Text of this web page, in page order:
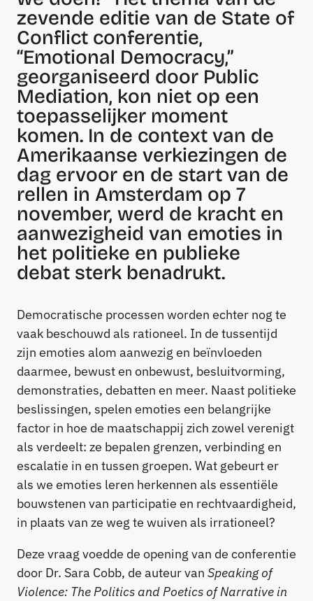
zevende editie van de State of
Conflict conferentie,
“Emotional Democracy,”
georganiseerd door Public
Mediation, kon niet op een
toepasselijker moment
komen. In de context van de
Amerikaanse verkiezingen de
dag ervoor en de start van de
rellen in Amsterdam op 7
november, werd de kracht en
aanwezigheid van emoties in
het politieke en publieke
debat sterk benadrukt.
Democratische processen worden echter nog te
vaak beschouwd als rationeel. In de tussentijd
zijn emoties alom aanwezig en beïnvloeden
daarmee, bewust en onbewust, besluitvorming,
demonstraties, debatten en meer. Naast politieke
beslissingen, spelen emoties een belangrijke
factor in hoe de maatschappij zich zowel verenigt
als verdeelt: ze bepalen grenzen, verbinding en
escalatie in en tussen groepen. Wat gebeurt er
als we emoties leren herkennen als essentiële
bouwstenen van participatie en rechtvaardigheid,
in plaats van ze weg te wuiven als irrationeel?
Deze vraag voedde de opening van de conferentie
door Dr. Sara Cobb, de auteur van Speaking of
Violence: The Politics and Poetics of Narrative in